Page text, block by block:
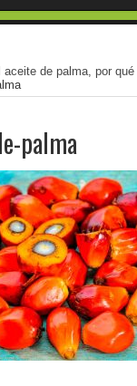
aceite de palma, por
palma